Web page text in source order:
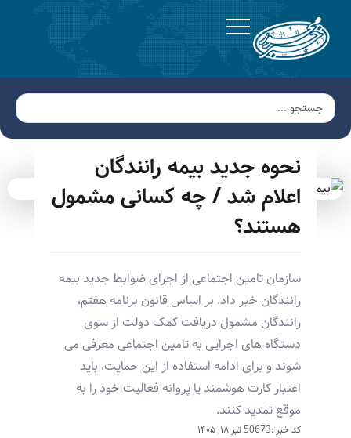
نحوه جدید بیمه رانندگان
اعلام شد / چه کسانی مشمول
هستند؟
سازمان تامین اجتماعی از اجرای ضوابط جدید بیمه
رانندگان خبر داد. بر اساس قانون برنامه هفتم،
رانندگان مشمول دریافت کمک دولت از سوی
دستگاه های اجرایی به تامین اجتماعی معرفی می
شوند و برای ادامه استفاده از این حمایت، باید
اعتبار کارت هوشمند یا پروانه فعالیت خود را به
موقع تمدید کنند.
کد خبر :50673 تیر ۱۸, ۱۴۰۵